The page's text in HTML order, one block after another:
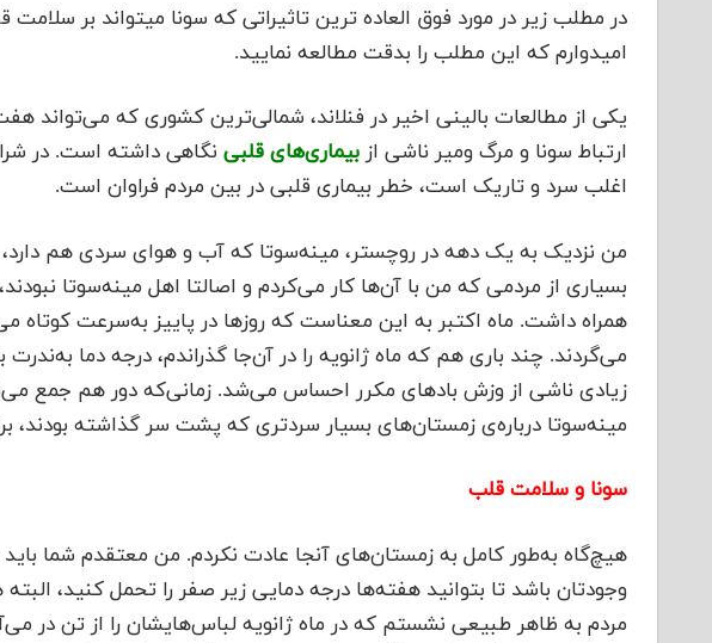
در مطلب زیر در مورد فوق العاده ترین تاثیراتی که سونا میتواند بر
امیدوارم که این مطلب را بدقت مطالعه نمایید.
یکی از مطالعات بالینی اخیر در فنلاند، شمالی‌ترین کشوری که می‌تواند
ارتباط سونا و مرگ ومیر ناشی ازبیماری‌های قلبی نگاهی داشته است. در
اغلب سرد و تاریک است، خطر بیماری قلبی در بین مردم فراوان است.
من نزدیک به یک دهه در روچستر، مینه‌سوتا که آب و هوای سردی هم دارد،
بسیاری از مردمی که من با آن‌ها کار می‌کردم و اصالتا اهل مینه‌سوتا
همراه داشت. ماه اکتبر به این معناست که روزها در پاییز به‌سرعت کوتاه
می‌گردند. چند باری هم که ماه ژانویه را در آن‌جا گذراندم، درجه دما
زیادی ناشی از وزش بادهای مکرر احساس می‌شد. زمانی‌که دور هم جمع
مینه‌سوتا درباره‌ی زمستان‌های بسیار سردتری که پشت سر گذاشته بودند،
سونا و سلامت قلب
هیچ‌گاه به‌طور کامل به زمستان‌های آنجا عادت نکردم. من معتقدم شما
وجودتان باشد تا بتوانید هفته‌ها درجه دمایی زیر صفر را تحمل کنید،
مردم به ظاهر طبیعی نشستم که در ماه ژانویه لباس‌هایشان را از تن در